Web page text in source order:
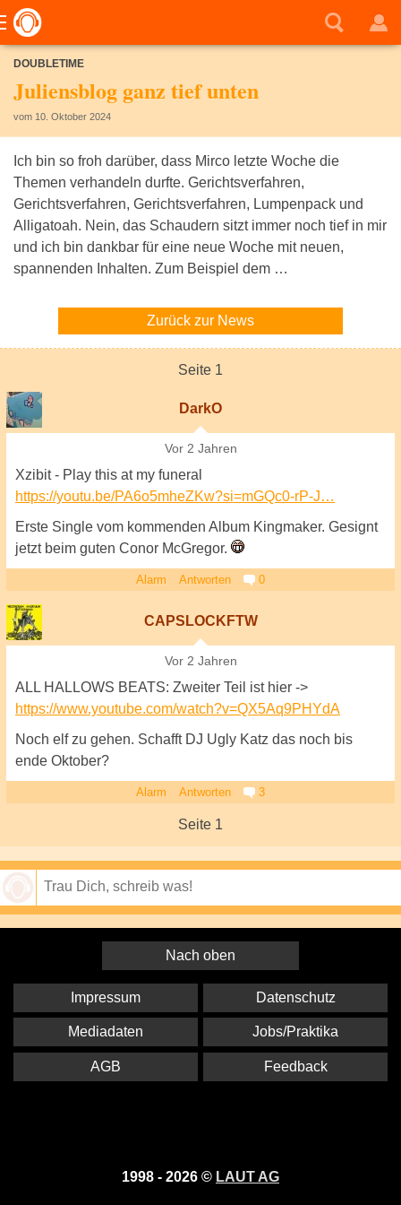
DOUBLETIME
Juliensblog ganz tief unten
vom 10. Oktober 2024
Ich bin so froh darüber, dass Mirco letzte Woche die
Themen verhandeln durfte. Gerichtsverfahren,
Gerichtsverfahren, Gerichtsverfahren, Lumpenpack und
Alligatoah. Nein, das Schaudern sitzt immer noch tief in mir
und ich bin dankbar für eine neue Woche mit neuen,
spannenden Inhalten. Zum Beispiel dem …
Zurück zur News
Seite 1
DarkO
Vor 2 Jahren
Xzibit - Play this at my funeral
https://youtu.be/PA6o5mheZKw?si=mGQc0-rP-J…
Erste Single vom kommenden Album Kingmaker. Gesignt
jetzt beim guten Conor McGregor.
Alarm Antworten 0
CAPSLOCKFTW
Vor 2 Jahren
ALL HALLOWS BEATS: Zweiter Teil ist hier ->
https://www.youtube.com/watch?v=QX5Aq9PHYdA
Noch elf zu gehen. Schafft DJ Ugly Katz das noch bis
ende Oktober?
Alarm Antworten 3
Seite 1
Nach oben
1998 - 2026 © LAUT AG
Impressum Datenschutz
Mediadaten Jobs/Praktika
AGB Feedback